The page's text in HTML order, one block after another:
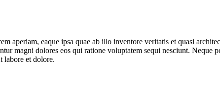
aperiam, eaque ipsa quae ab illo inventore veritatis et quasi
magni dolores eos qui ratione voluptatem sequi nesciunt. Neque
labore et dolore.